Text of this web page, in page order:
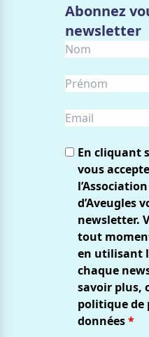
Abonnez
newsletter
En cliquant
vous
d’Aveugles
newsletter.
tout
en utilisant
chaque
savoir plus,
politique de
données*